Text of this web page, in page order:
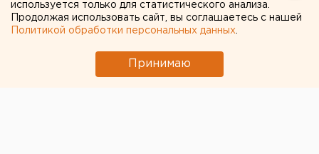
← НОВОСТИ
используется только для статистического анализа.
Продолжая использовать сайт, вы соглашаетесь с нашей
Политикой обработки персональных данных
Принимаю